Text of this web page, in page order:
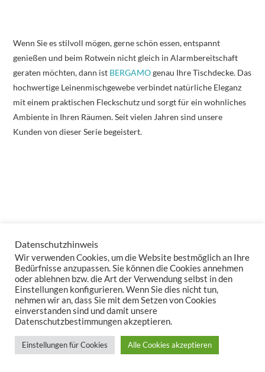
Wenn Sie es stilvoll mögen, gerne schön essen, entspannt
genießen und beim Rotwein nicht gleich in Alarmbereitschaft
geraten möchten, dann ist BERGAMOgenau Ihre Tischdecke. Das
hochwertige Leinenmischgewebe verbindet natürliche Eleganz
mit einem praktischen Fleckschutz und sorgt für ein wohnliches
Ambiente in Ihren Räumen. Seit vielen Jahren sind unsere
Kunden von dieser Serie begeistert.
Datenschutzhinweis
Wir verwenden Cookies, um die Website bestmöglich an Ihre
Bedürfnisse anzupassen. Sie können die Cookies annehmen
oder ablehnen bzw. die Art der Verwendung selbst in den
Einstellungen konfigurieren. Wenn Sie dies nicht tun,
nehmen wir an, dass Sie mit dem Setzen von Cookies
einverstanden sind und damit unsere
Datenschutzbestimmungen akzeptieren.
Einstellungen für Cookies Alle Cookies akzeptieren